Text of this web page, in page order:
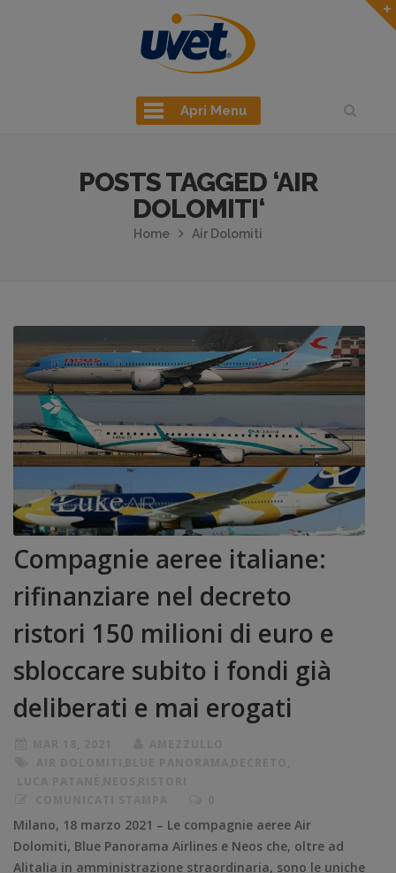
Apri Menu
POSTS TAGGED ‘AIR
DOLOMITI‘
Home Air Dolomiti
Compagnie aeree italiane:
rifinanziare nel decreto
ristori 150 milioni di euro e
sbloccare subito i fondi già
deliberati e mai erogati
Milano, 18 marzo 2021 – Le compagnie aeree Air
Dolomiti, Blue Panorama Airlines e Neos che, oltre ad
Alitalia in amministrazione straordinaria, sono le uniche